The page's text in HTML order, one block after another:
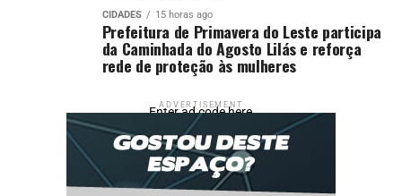
CIDADES 15 horas ago
Prefeitura de Primavera do Leste participa
da Caminhada do Agosto Lilás e reforça
rede de proteção às mulheres
ADVERTISEMENT
Enter ad code here